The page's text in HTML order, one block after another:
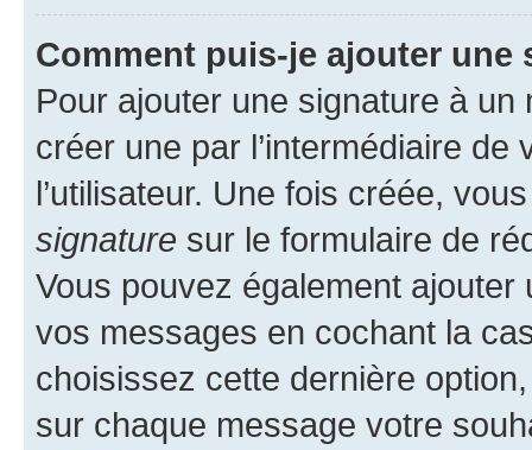
Comment puis-je ajouter une
Pour ajouter une signature à un
créer une par l’intermédiaire
l’utilisateur. Une fois créée,
signature sur le formulaire de
Vous pouvez également
vos messages en cochant la
choisissez cette dernière
sur chaque message votre